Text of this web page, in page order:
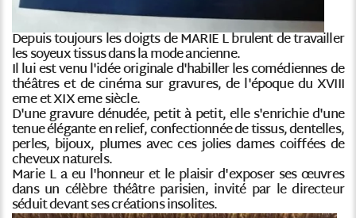
Depuis toujours les doigts de MARIE L brulent de travailler
les soyeux tissus dans la mode ancienne.
Il lui est venu l'idée originale d'habiller les comédiennes de
théâtres et de cinéma sur gravures, de l'époque du XVIII
eme et XIX eme siècle.
D'une gravure dénudée, petit à petit, elle s'enrichie d'une
tenue élégante en relief, confectionnée de tissus, dentelles,
perles, bijoux, plumes avec ces jolies dames coiffées de
cheveux naturels.
Marie L a eu l'honneur et le plaisir d'exposer ses œuvres
dans un célèbre théâtre parisien, invité par le directeur
séduit devant ses créations insolites.